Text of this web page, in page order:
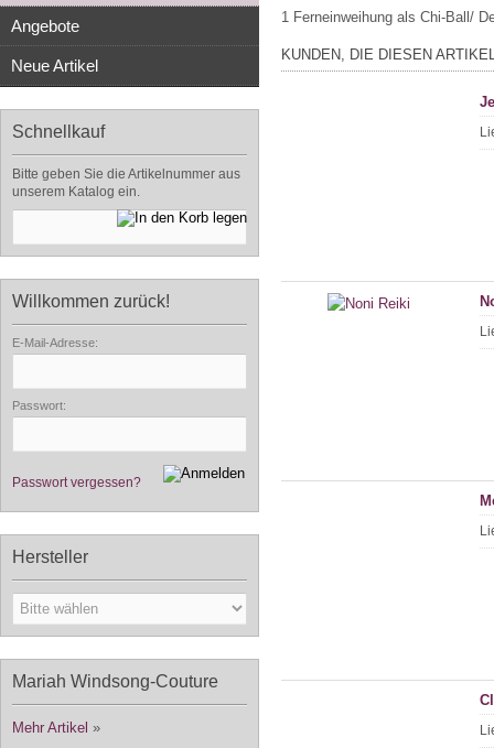
Angebote
Neue Artikel
Schnellkauf
Bitte geben Sie die Artikelnummer aus
unserem Katalog ein.
Willkommen zurück!
E-Mail-Adresse:
Passwort:
Passwort vergessen?
Hersteller
Mariah Windsong-Couture
Mehr Artikel »
1 Ferneinweihung als Chi-Ball/
KUNDEN, DIE DIESEN